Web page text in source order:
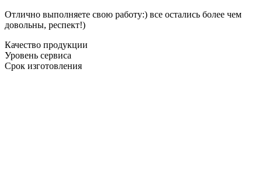
Отлично выполняете свою работу:) все остались более чем
довольны, респект!)
Качество продукции
Уровень сервиса
Срок изготовления